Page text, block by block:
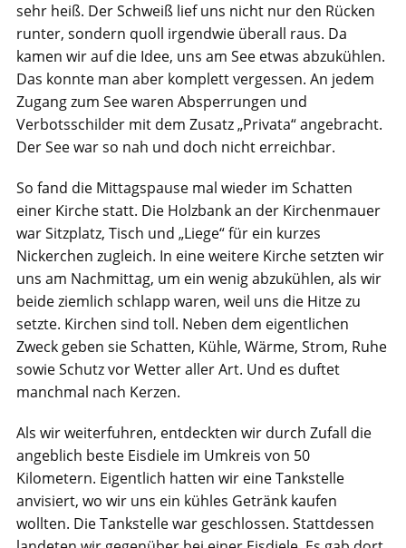
sehr heiß. Der Schweiß lief uns nicht nur den Rücken
runter, sondern quoll irgendwie überall raus. Da
kamen wir auf die Idee, uns am See etwas abzukühlen.
Das konnte man aber komplett vergessen. An jedem
Zugang zum See waren Absperrungen und
Verbotsschilder mit dem Zusatz „Privata“ angebracht.
Der See war so nah und doch nicht erreichbar.
So fand die Mittagspause mal wieder im Schatten
einer Kirche statt. Die Holzbank an der Kirchenmauer
war Sitzplatz, Tisch und „Liege“ für ein kurzes
Nickerchen zugleich. In eine weitere Kirche setzten wir
uns am Nachmittag, um ein wenig abzukühlen, als wir
beide ziemlich schlapp waren, weil uns die Hitze zu
setzte. Kirchen sind toll. Neben dem eigentlichen
Zweck geben sie Schatten, Kühle, Wärme, Strom, Ruhe
sowie Schutz vor Wetter aller Art. Und es duftet
manchmal nach Kerzen.
Als wir weiterfuhren, entdeckten wir durch Zufall die
angeblich beste Eisdiele im Umkreis von 50
Kilometern. Eigentlich hatten wir eine Tankstelle
anvisiert, wo wir uns ein kühles Getränk kaufen
wollten. Die Tankstelle war geschlossen. Stattdessen